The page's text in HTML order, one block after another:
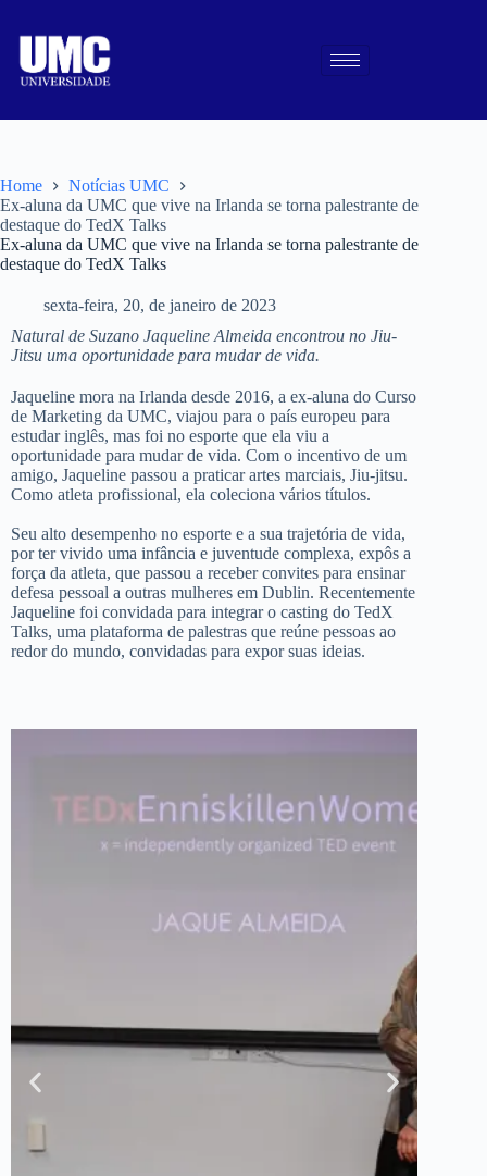
Home
Notícias UMC
Ex-aluna da UMC que vive na Irlanda se torna palestrante de
destaque do TedX Talks
Ex-aluna da UMC que vive na Irlanda se torna palestrante de
destaque do TedX Talks
sexta-feira, 20, de janeiro de 2023
Natural de Suzano Jaqueline Almeida encontrou no Jiu-
Jitsu uma oportunidade para mudar de vida.
Jaqueline mora na Irlanda desde 2016, a ex-aluna do Curso
de Marketing da UMC, viajou para o país europeu para
estudar inglês, mas foi no esporte que ela viu a
oportunidade para mudar de vida. Com o incentivo de um
amigo, Jaqueline passou a praticar artes marciais, Jiu-jitsu.
Como atleta profissional, ela coleciona vários títulos.
Seu alto desempenho no esporte e a sua trajetória de vida,
por ter vivido uma infância e juventude complexa, expôs a
força da atleta, que passou a receber convites para ensinar
defesa pessoal a outras mulheres em Dublin. Recentemente
Jaqueline foi convidada para integrar o casting do TedX
Talks, uma plataforma de palestras que reúne pessoas ao
redor do mundo, convidadas para expor suas ideias.